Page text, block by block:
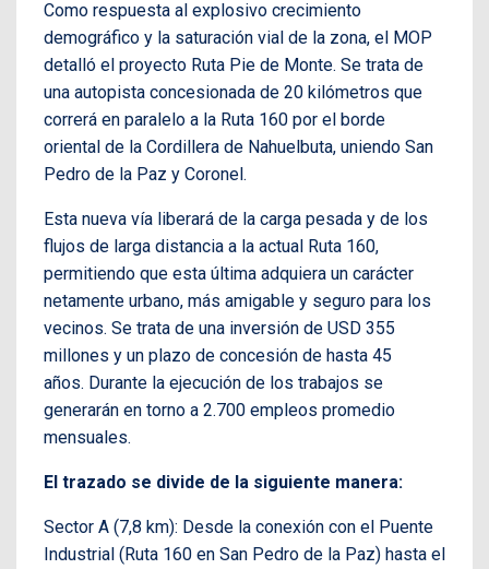
Como respuesta al explosivo crecimiento
demográfico y la saturación vial de la zona, el MOP
detalló el proyecto Ruta Pie de Monte. Se trata de
una autopista concesionada de 20 kilómetros que
correrá en paralelo a la Ruta 160 por el borde
oriental de la Cordillera de Nahuelbuta, uniendo San
Pedro de la Paz y Coronel.
Esta nueva vía liberará de la carga pesada y de los
flujos de larga distancia a la actual Ruta 160,
permitiendo que esta última adquiera un carácter
netamente urbano, más amigable y seguro para los
vecinos. Se trata de una inversión de USD 355
millones y un plazo de concesión de hasta 45
años. Durante la ejecución de los trabajos se
generarán en torno a 2.700 empleos promedio
mensuales.
El trazado se divide de la siguiente manera:
Sector A (7,8 km): Desde la conexión con el Puente
Industrial (Ruta 160 en San Pedro de la Paz) hasta el